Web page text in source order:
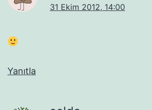
31 Ekim 2012, 14:00
Yanıtla